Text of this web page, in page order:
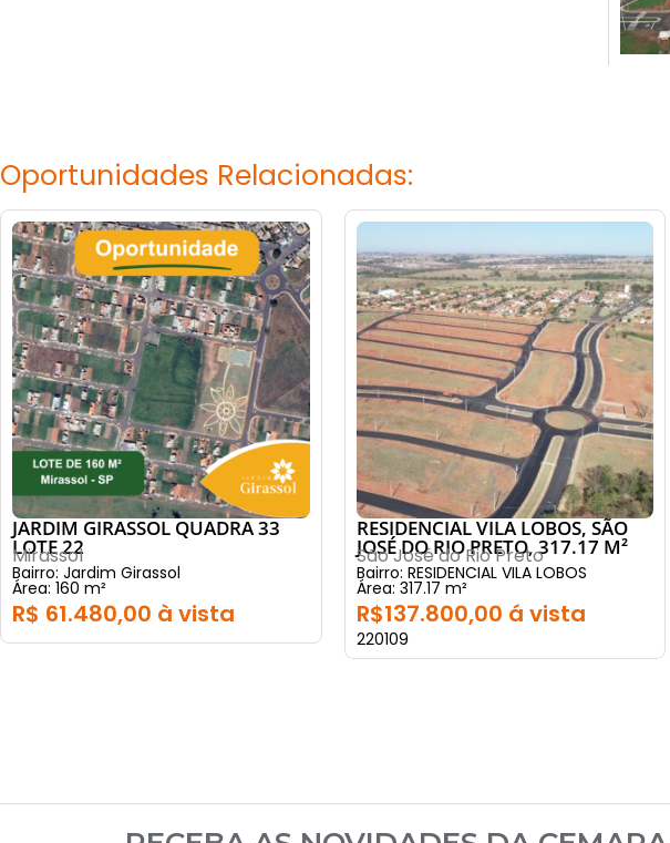
Oportunidades Relacionadas:
JARDIM GIRASSOL QUADRA 33
LOTE 22
Mirassol
Bairro: Jardim Girassol
Área: 160 m²
R$ 61.480,00 à vista
RESIDENCIAL VILA LOBOS, SÃO
JOSÉ DO RIO PRETO, 317.17 M²
São José do Rio Preto
Bairro: RESIDENCIAL VILA LOBOS
Área: 317.17 m²
R$137.800,00 á vista
220109